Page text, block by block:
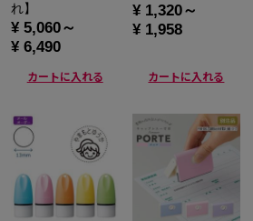
れ】
¥ 5,060～
¥ 6,490
カートに入れる
¥ 1,320～
¥ 1,958
カートに入れる